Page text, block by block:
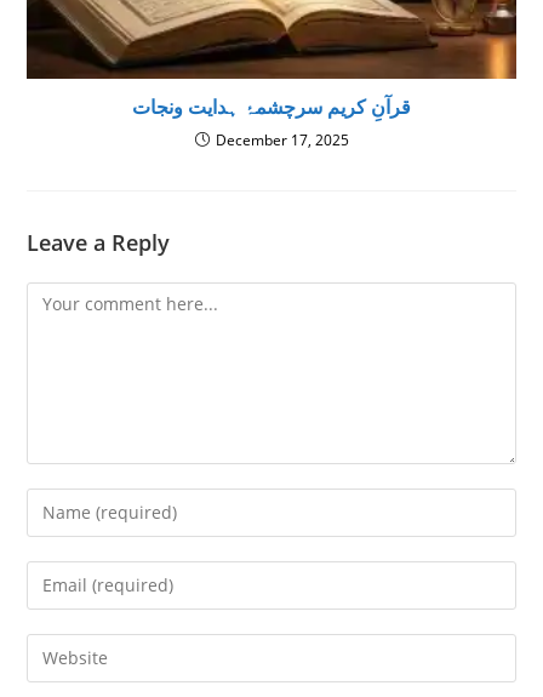
قرآنِ کریم سرچشمۂ ہدایت ونجات
December 17, 2025
Leave a Reply
Comment
Enter
your
name
comment
Enter
your
email
address
Enter
your